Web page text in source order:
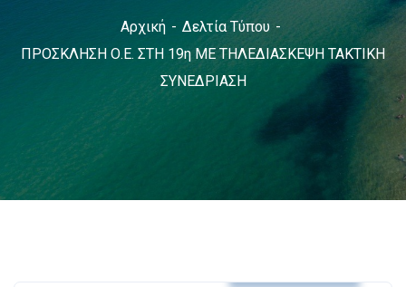
Αρχική
Δελτία Τύπου
ΠΡΟΣΚΛΗΣΗ Ο.Ε. ΣΤΗ 19η ΜΕ ΤΗΛΕΔΙΑΣΚΕΨΗ ΤΑΚΤΙΚΗ
ΣΥΝΕΔΡΙΑΣΗ